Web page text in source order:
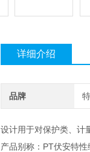
详细介绍
品牌
设计用于对保护类、计
产品别称：PT伏安特